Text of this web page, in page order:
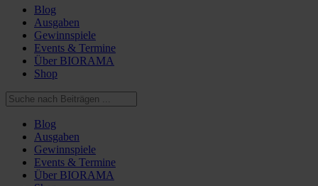
Blog
Ausgaben
Gewinnspiele
Events & Termine
Über BIORAMA
Shop
Blog
Ausgaben
Gewinnspiele
Events & Termine
Über BIORAMA